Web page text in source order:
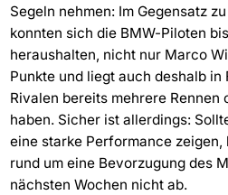
Segeln nehmen: Im Gegensatz
konnten sich die BMW-Piloten
heraushalten, nicht nur Marco
Punkte und liegt auch deshalb in
Rivalen bereits mehrere Rennen
haben. Sicher ist allerdings:
eine starke Performance zeigen,
rund um eine Bevorzugung des
nächsten Wochen nicht ab.